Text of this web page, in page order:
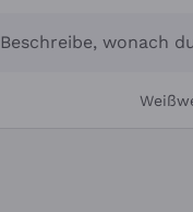
Beschreibe, wonach